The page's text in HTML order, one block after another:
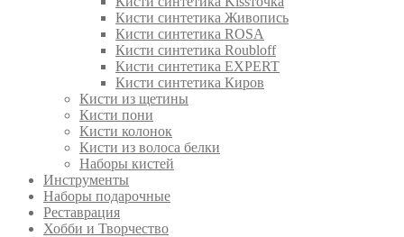
Кисти синтетика Живопись
Кисти синтетика ROSA
Кисти синтетика Roubloff
Кисти синтетика EXPERT
Кисти синтетика Киров
Кисти из щетины
Кисти пони
Кисти колонок
Кисти из волоса белки
Наборы кистей
Инструменты
Наборы подарочные
Реставрация
Хобби и Творчество